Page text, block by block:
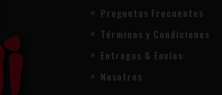
Preguntas Frecuentes
Términos y Condiciones
Entregas & Envíos
Nosotros